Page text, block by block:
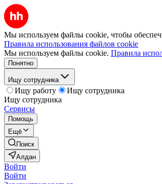
Мы используем файлы cookie, чтобы
Правила использования файлов cookie
Мы используем файлы cookie. Правила
Понятно
Ищу сотрудника
Ищу работу
Ищу сотрудника
Ищу сотрудника
Сервисы
Помощь
Ещё
Поиск
Алдан
Войти
Войти